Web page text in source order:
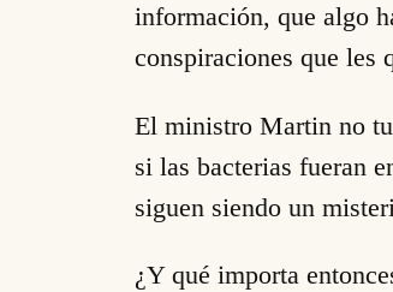
información, que algo
conspiraciones que les
El ministro Martin no
si las bacterias fueran
siguen siendo un
¿Y qué importa